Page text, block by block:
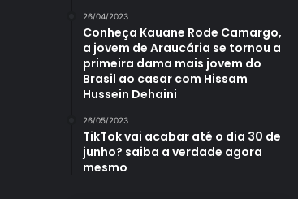
26/04/2023
Conheça Kauane Rode Camargo,
a jovem de Araucária se tornou a
primeira dama mais jovem do
Brasil ao casar com Hissam
Hussein Dehaini
26/05/2023
TikTok vai acabar até o dia 30 de
junho? saiba a verdade agora
mesmo